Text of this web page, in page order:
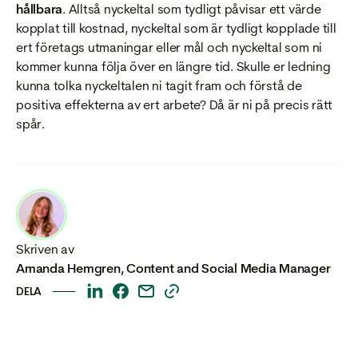
hållbara. Alltså nyckeltal som tydligt påvisar ett värde
kopplat till kostnad, nyckeltal som är tydligt kopplade till
ert företags utmaningar eller mål och nyckeltal som ni
kommer kunna följa över en längre tid. Skulle er ledning
kunna tolka nyckeltalen ni tagit fram och förstå de
positiva effekterna av ert arbete? Då är ni på precis rätt
spår.
Skriven av
Amanda Hemgren,Content and Social Media Manager
DELA
ThisThisThisThis